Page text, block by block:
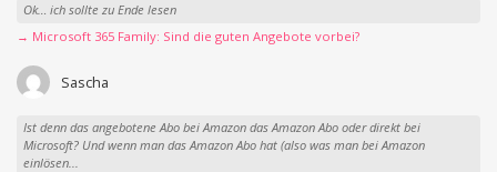
Ok… ich sollte zu Ende lesen
→ Microsoft 365 Family: Sind die guten Angebote vorbei?
Sascha
Ist denn das angebotene Abo bei Amazon das Amazon Abo oder direkt bei
Microsoft? Und wenn man das Amazon Abo hat (also was man bei Amazon
einlösen...